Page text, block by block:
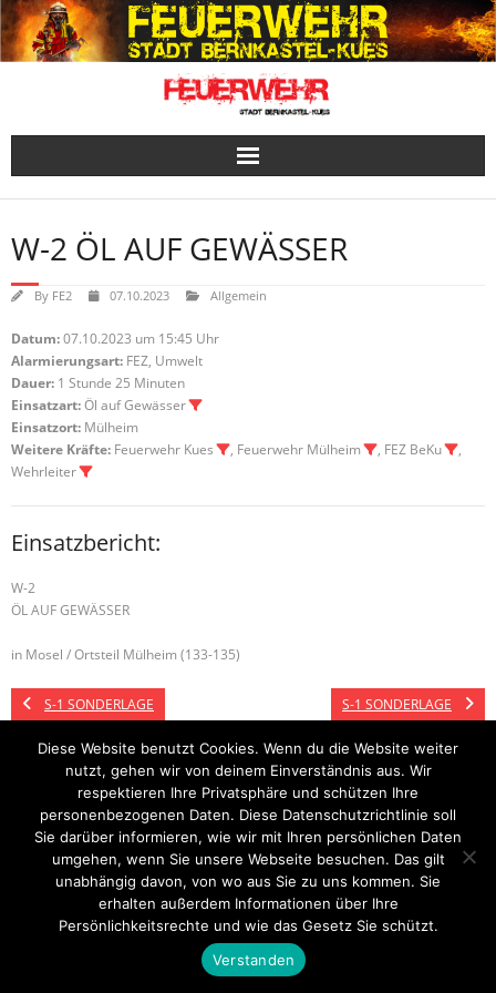
Skip
to
content
W-2 ÖL AUF GEWÄSSER
By FE2 07.10.2023 Allgemein
Datum:07.10.2023 um 15:45 Uhr
Alarmierungsart: FEZ, Umwelt
Dauer: 1 Stunde 25 Minuten
Einsatzart:Öl auf Gewässer
Einsatzort: Mülheim
Weitere Kräfte: Feuerwehr Kues , Feuerwehr Mülheim , FEZ BeKu
,
Wehrleiter
Einsatzbericht:
W-2
ÖL AUF GEWÄSSER
in Mosel / Ortsteil Mülheim (133-135)
S-1 SONDERLAGE S-1 SONDERLAGE
Startseite Einsätze Mitglied werden Über uns
Bilder
Kontakt
Theme byThink Up Themes Ltd. Powered byWordPress.
Diese Website benutzt Cookies. Wenn du die Website weiter
nutzt, gehen wir von deinem Einverständnis aus. Wir
respektieren Ihre Privatsphäre und schützen Ihre
personenbezogenen Daten. Diese Datenschutzrichtlinie soll
Sie darüber informieren, wie wir mit Ihren persönlichen Daten
umgehen, wenn Sie unsere Webseite besuchen. Das gilt
unabhängig davon, von wo aus Sie zu uns kommen. Sie
erhalten außerdem Informationen über Ihre
Persönlichkeitsrechte und wie das Gesetz Sie schützt.
Verstanden